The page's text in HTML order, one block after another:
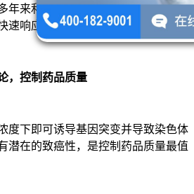
年来利用自身技术优势和服务经验，
速响应市场需求。
，控制药品质量
度下即可诱导基因突变并导致染色体
潜在的致癌性，是控制药品质量最值